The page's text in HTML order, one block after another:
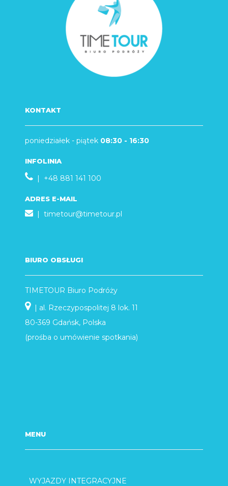
KONTAKT
poniedziałek - piątek 08:30 - 16:30
INFOLINIA
| +48 881 141 100
ADRES E-MAIL
| timetour@timetour.pl
BIURO OBSŁUGI
TIMETOUR Biuro Podróży
| al. Rzeczypospolitej 8 lok. 11
80-369 Gdańsk, Polska
(prośba o umówienie spotkania)
MENU
WYJAZDY INTEGRACYJNE